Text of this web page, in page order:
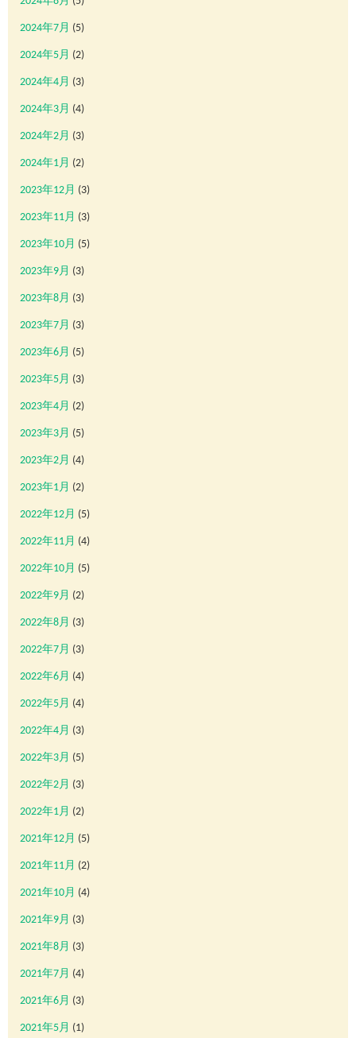
2024年7月 (5)
2024年5月 (2)
2024年4月 (3)
2024年3月 (4)
2024年2月 (3)
2024年1月 (2)
2023年12月 (3)
2023年11月 (3)
2023年10月 (5)
2023年9月 (3)
2023年8月 (3)
2023年7月 (3)
2023年6月 (5)
2023年5月 (3)
2023年4月 (2)
2023年3月 (5)
2023年2月 (4)
2023年1月 (2)
2022年12月 (5)
2022年11月 (4)
2022年10月 (5)
2022年9月 (2)
2022年8月 (3)
2022年7月 (3)
2022年6月 (4)
2022年5月 (4)
2022年4月 (3)
2022年3月 (5)
2022年2月 (3)
2022年1月 (2)
2021年12月 (5)
2021年11月 (2)
2021年10月 (4)
2021年9月 (3)
2021年8月 (3)
2021年7月 (4)
2021年6月 (3)
2021年5月 (1)